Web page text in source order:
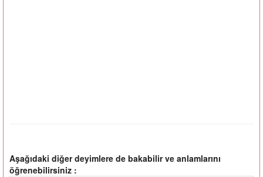
Aşağıdaki diğer deyimlere de bakabilir ve anlamlarını
öğrenebilirsiniz :